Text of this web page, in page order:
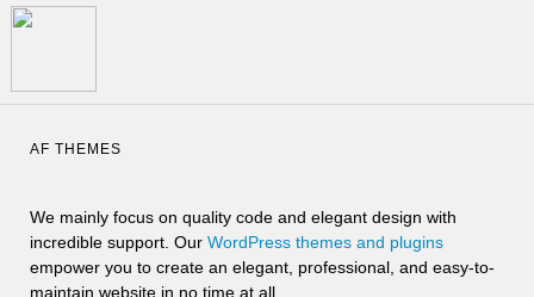
AF THEMES
We mainly focus on quality code and elegant design with
incredible support. Our WordPress themes and plugins
empower you to create an elegant, professional, and easy-to-
maintain website in no time at all.